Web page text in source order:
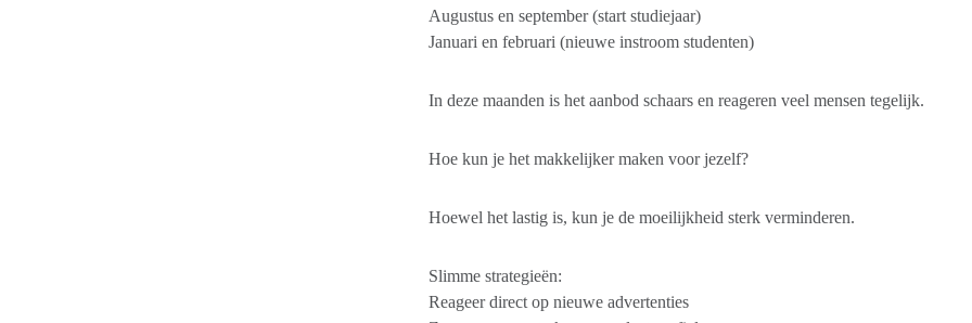
Augustus en september (start studiejaar)
Januari en februari (nieuwe instroom studenten)
In deze maanden is het aanbod schaars en reageren veel mensen tegelijk.
Hoe kun je het makkelijker maken voor jezelf?
Hoewel het lastig is, kun je de moeilijkheid sterk verminderen.
Slimme strategieën:
Reageer direct op nieuwe advertenties